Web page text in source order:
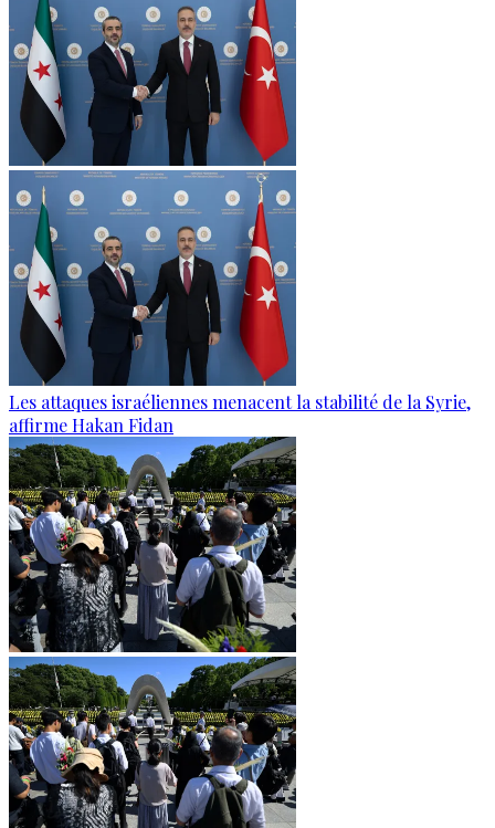
Les attaques israéliennes menacent la stabilité de la Syrie,
affirme Hakan Fidan